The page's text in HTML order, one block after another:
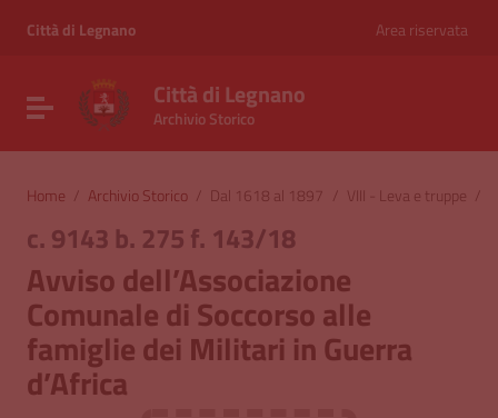
Vai al menu di navigazione
Città di Legnano Area riservata
Attiva / disattiva la navigazione
Città di Legnano
Archivio Storico
Home / Archivio Storico / Dal 1618 al 1897 / VIII - Leva e truppe /
c. 9143 b. 275 f. 143/18
Avviso dell’Associazione
Comunale di Soccorso alle
famiglie dei Militari in Guerra
d’Africa